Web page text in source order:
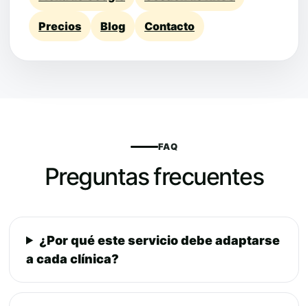
Precios Blog Contacto
FAQ
Preguntas frecuentes
¿Por qué este servicio debe adaptarse
a cada clínica?